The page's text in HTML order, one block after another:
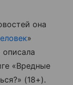
она
»
«Вредные
(18+).